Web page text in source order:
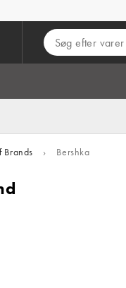
Brands › Bershka